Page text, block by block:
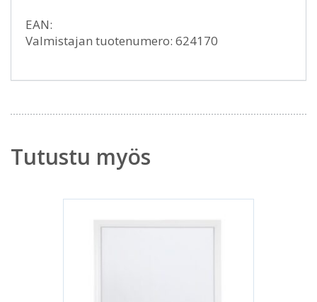
EAN:
Valmistajan tuotenumero: 624170
Tutustu myös